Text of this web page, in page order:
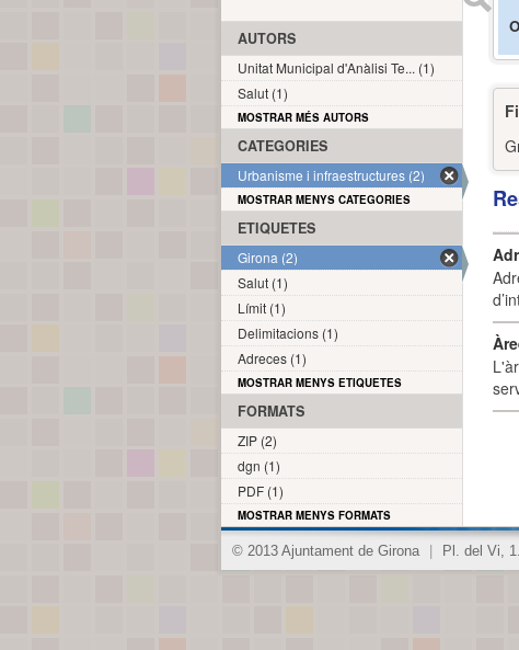
AUTORS
Unitat Municipal d'Anàlisi Te... (1)
Salut (1)
MOSTRAR MÉS AUTORS
CATEGORIES
Urbanisme i infraestructures (2)
MOSTRAR MENYS CATEGORIES
ETIQUETES
Girona (2)
Salut (1)
Límit (1)
Delimitacions (1)
Adreces (1)
MOSTRAR MENYS ETIQUETES
FORMATS
ZIP (2)
dgn (1)
PDF (1)
MOSTRAR MENYS FORMATS
© 2013 Ajuntament de Girona Pl. del Vi,